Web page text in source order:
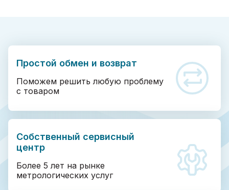
Простой обмен и возврат
Поможем решить любую проблему
с товаром
Собственный сервисный
центр
Более 5 лет на рынке
метрологических услуг